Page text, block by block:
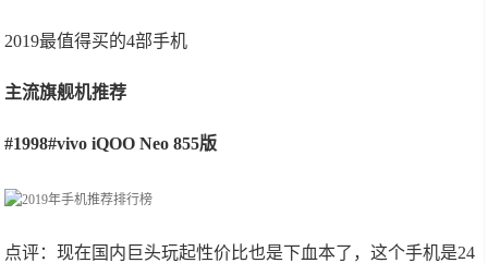
2019最值得买的4部手机
主流旗舰机推荐
#1998#vivo iQOO Neo 855版
点评：现在国内巨头玩起性价比也是下血本了，这个手机是24